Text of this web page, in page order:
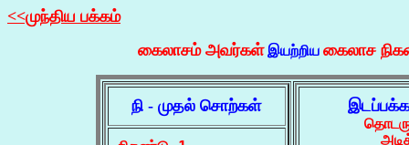
<<முந்திய பக்கம்
கைலாசம் அவர்கள் இயற்றிய கைலாச
நி - முதல் சொற்கள்